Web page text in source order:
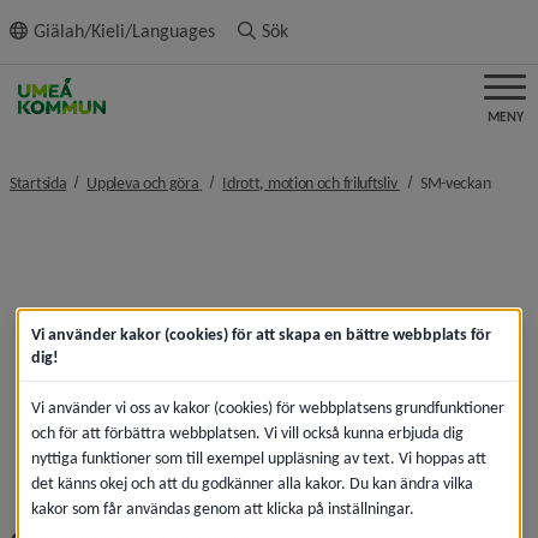
innehållet
Giälah/Kieli/Languages Sök
MENY
Startsida Uppleva och göra nivå i brödsmulenavigeringen
Idrott, motion och friluftsliv nivå i
SM-veckannivå i
Vi använder kakor (cookies) för att skapa en bättre webbplats för
dig!
Vi använder vi oss av kakor (cookies) för webbplatsens grundfunktioner
och för att förbättra webbplatsen. Vi vill också kunna erbjuda dig
nyttiga funktioner som till exempel uppläsning av text. Vi hoppas att
det känns okej och att du godkänner alla kakor. Du kan ändra vilka
kakor som får användas genom att klicka på inställningar.